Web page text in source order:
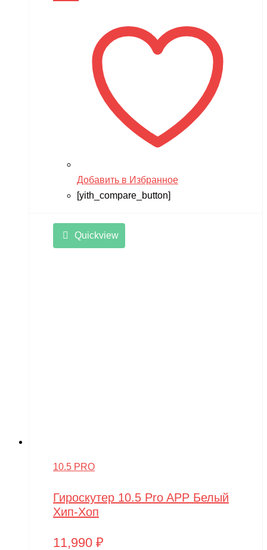
Добавить в Избранное
[yith_compare_button]
Quickview
10.5 PRO
Гироскутер 10.5 Pro APP Белый
Хип-Хоп
11,990 ₽